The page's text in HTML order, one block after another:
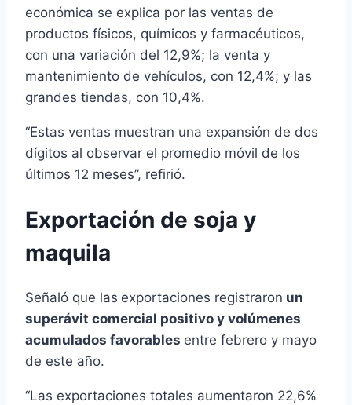
económica se explica por las ventas de
productos físicos, químicos y farmacéuticos,
con una variación del 12,9%; la venta y
mantenimiento de vehículos, con 12,4%; y las
grandes tiendas, con 10,4%.
“Estas ventas muestran una expansión de dos
dígitos al observar el promedio móvil de los
últimos 12 meses”, refirió.
Exportación de soja y
maquila
Señaló que las exportaciones registraron un
superávit comercial positivo y volúmenes
acumulados favorables entre febrero y mayo
de este año.
“Las exportaciones totales aumentaron 22,6%